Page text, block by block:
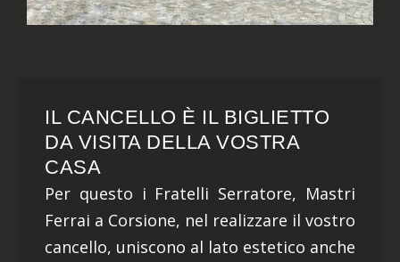
IL CANCELLO È IL BIGLIETTO
DA VISITA DELLA VOSTRA
CASA
Per questo i Fratelli Serratore, Mastri
Ferrai a Corsione, nel realizzare il vostro
cancello, uniscono al lato estetico anche